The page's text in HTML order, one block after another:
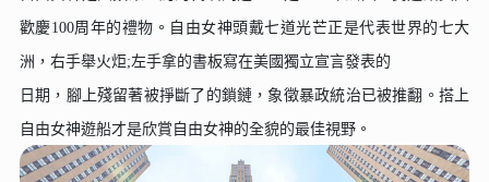
歡慶100周年的禮物。⾃由女神頭戴七道光芒正是代表世界的七⼤
洲，右⼿舉火炬;左⼿拿的書板寫在美國獨立宣⾔發表的
⽇期，腳上殘留著被掙斷了的鎖鏈，象徵暴政統治已被推翻。搭上
⾃由女神遊船才是欣賞⾃由女神的全貌的最佳視野。